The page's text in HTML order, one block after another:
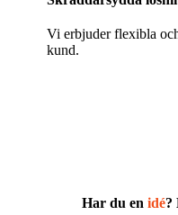
Vi erbjuder flexibla
kund.
Har du en idé?